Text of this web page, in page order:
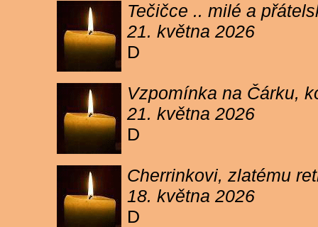
Tečičce .. milé a
21. května 2026
D
Vzpomínka na Čárku,
21. května 2026
D
Cherrinkovi, zlatému
18. května 2026
D